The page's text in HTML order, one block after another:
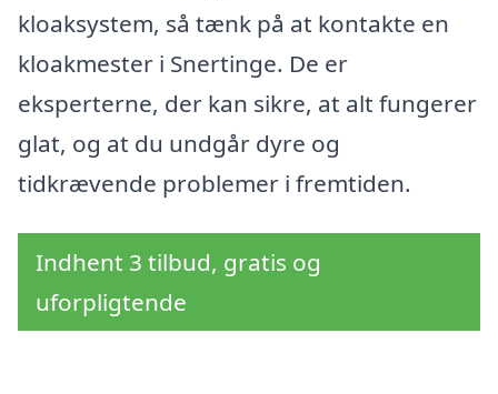
kloaksystem, så tænk på at kontakte en
kloakmester i Snertinge. De er
eksperterne, der kan sikre, at alt fungerer
glat, og at du undgår dyre og
tidkrævende problemer i fremtiden.
Indhent 3 tilbud, gratis og
uforpligtende